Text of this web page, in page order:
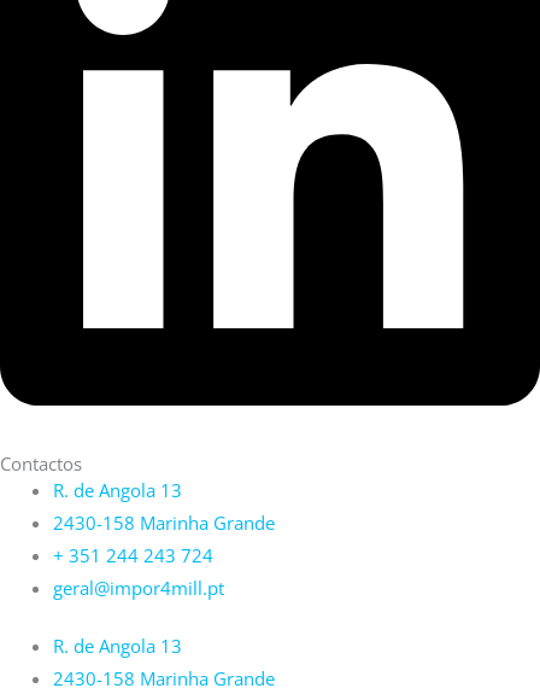
Contactos
R. de Angola 13
2430-158 Marinha Grande
+ 351 244 243 724
geral@impor4mill.pt
R. de Angola 13
2430-158 Marinha Grande